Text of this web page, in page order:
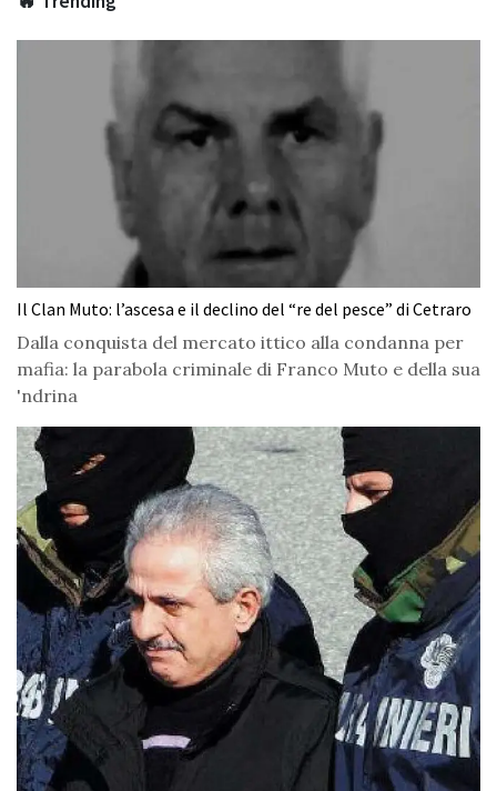
Il Clan Muto: l’ascesa e il declino del “re del pesce” di Cetraro
Dalla conquista del mercato ittico alla condanna per
mafia: la parabola criminale di Franco Muto e della sua
'ndrina